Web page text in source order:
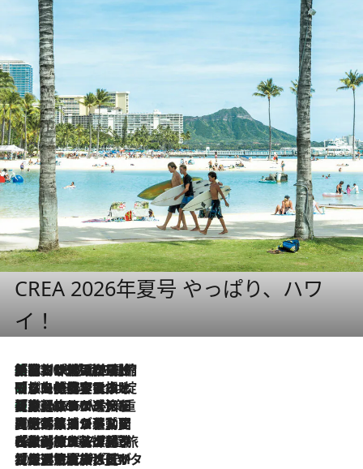
CREA 2026年夏号 やっぱり、ハワ
イ！
2026.8.6
「荷物が増えるほど旅ストレスは増す」美容ジャーナリストがたどり着いた最終結論。“化粧品を劇的に減らす”感動の凝縮美容とは
2026.8.6
「旅先には金髪ウィッグを持参」日本と同じメイクでは損してる!? 美容ジャーナリストが提案する“掟破りの旅美容”とは
2026.8.6
【厳選旅コスメ】「身軽さ＆UV対策重視！」ヘアアーティストshucoが選んだ夏旅ベストコスメを発表【Mサイズジップ】
2026.8.5
【厳選旅コスメ】国内をあちこち移動する河井菜摘が選んだ夏旅ベストコスメ発表！「リラックスアイテムはマスト」【Mサイズジップ】
2026.8.4
【厳選旅コスメ】「紫外線＆乾燥対策しながらメイク感も！」ヘア＆メイクGeorgeが選んだ夏旅ベストコスメを発表！【Mサイズジップ】
2026.8.3
【厳選旅コスメ】「保湿もタイパ重視！」“サウナ好き”タレント清水みさとが愛用する夏旅ベストコスメを発表！【Mサイズジップ】